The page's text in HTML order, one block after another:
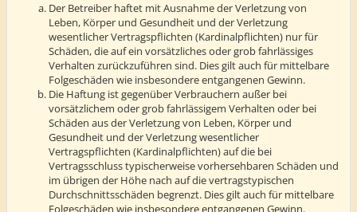
Der Betreiber haftet mit Ausnahme der Verletzung von
Leben, Körper und Gesundheit und der Verletzung
wesentlicher Vertragspflichten (Kardinalpflichten) nur für
Schäden, die auf ein vorsätzliches oder grob fahrlässiges
Verhalten zurückzuführen sind. Dies gilt auch für mittelbare
Folgeschäden wie insbesondere entgangenen Gewinn.
Die Haftung ist gegenüber Verbrauchern außer bei
vorsätzlichem oder grob fahrlässigem Verhalten oder bei
Schäden aus der Verletzung von Leben, Körper und
Gesundheit und der Verletzung wesentlicher
Vertragspflichten (Kardinalpflichten) auf die bei
Vertragsschluss typischerweise vorhersehbaren Schäden und
im übrigen der Höhe nach auf die vertragstypischen
Durchschnittsschäden begrenzt. Dies gilt auch für mittelbare
Folgeschäden wie insbesondere entgangenen Gewinn.